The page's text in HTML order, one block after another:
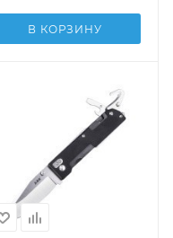
В КОРЗИНУ